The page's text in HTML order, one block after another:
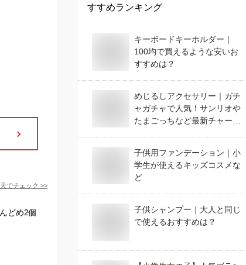
でチェック >>
どめ2個
すすめランキング
キーボードキーホルダー｜
100均で買えるような安いお
すすめは？
めじるしアクセサリー｜ガチ
ャガチャで人気！サンリオや
たまごっちなど最新チャーム
子供用ファンデーション｜小
学生が使えるキッズコスメな
ど
子供シャンプー｜大人と同じ
で使えるおすすめは？